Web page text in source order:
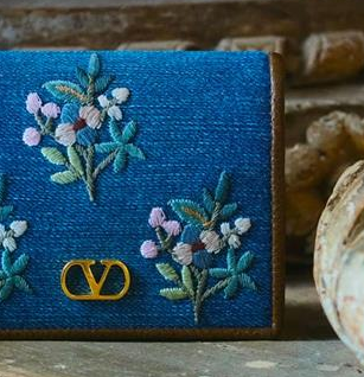
Link Opens in New Tab